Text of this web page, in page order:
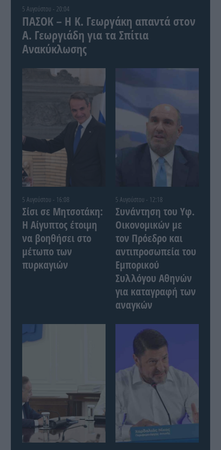
5 Αυγούστου - 20:04
ΠΑΣΟΚ – Η Κ. Γεωργάκη απαντά στον
Α. Γεωργιάδη για τα Σπίτια
Ανακύκλωσης
5 Αυγούστου - 16:08
Σίσι σε Μητσοτάκη:
Η Αίγυπτος έτοιμη
να βοηθήσει στο
μέτωπο των
πυρκαγιών
5 Αυγούστου - 12:18
Συνάντηση του Yφ.
Οικονομικών με
τον Πρόεδρο και
αντιπροσωπεία του
Εμπορικού
Συλλόγου Αθηνών
για καταγραφή των
αναγκών